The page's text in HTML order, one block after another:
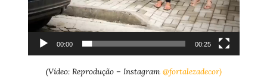
00:00 00:25
(Vídeo: Reprodução – Instagram @fortalezadecor)